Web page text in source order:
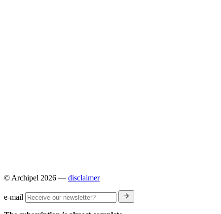
© Archipel 2026 — disclaimer
e-mail